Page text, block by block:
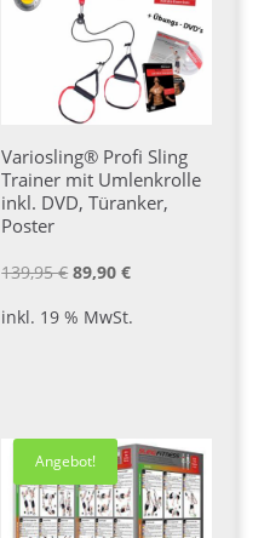
Variosling® Profi Sling
Trainer mit Umlenkrolle
inkl. DVD, Türanker,
Poster
139,95€Ursprünglicher
89,90€Aktueller
inkl. 19 % MwSt.
Angebot!